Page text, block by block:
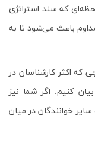
که سند استراتژی
مداوم باعث می‌شود تا به
که اکثر کارشناسان در
کنیم. اگر شما نیز
سایر خوانندگان در میان